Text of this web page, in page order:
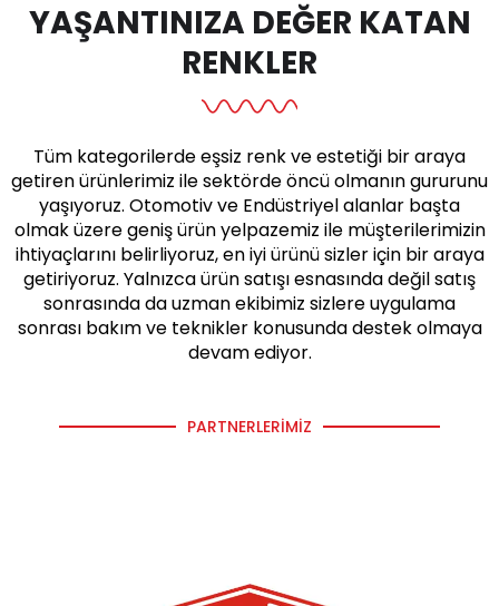
YAŞANTINIZA DEĞER KATAN
RENKLER
Tüm kategorilerde eşsiz renk ve estetiği bir araya
getiren ürünlerimiz ile sektörde öncü olmanın gururunu
yaşıyoruz. Otomotiv ve Endüstriyel alanlar başta
olmak üzere geniş ürün yelpazemiz ile müşterilerimizin
ihtiyaçlarını belirliyoruz, en iyi ürünü sizler için bir araya
getiriyoruz. Yalnızca ürün satışı esnasında değil satış
sonrasında da uzman ekibimiz sizlere uygulama
sonrası bakım ve teknikler konusunda destek olmaya
devam ediyor.
PARTNERLERIMIZ